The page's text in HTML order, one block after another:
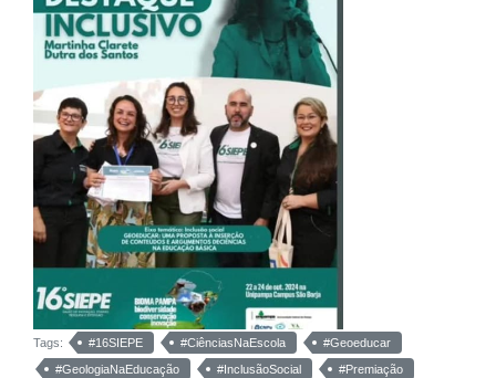
Tags: #16SIEPE #CiênciasNaEscola
#Geoeducar
#GeologiaNaEducação
#InclusãoSocial
#Premiação